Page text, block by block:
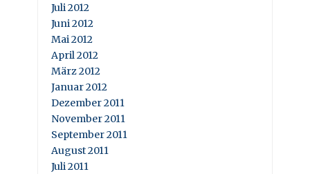
Juli 2012
Juni 2012
Mai 2012
April 2012
März 2012
Januar 2012
Dezember 2011
November 2011
September 2011
August 2011
Juli 2011